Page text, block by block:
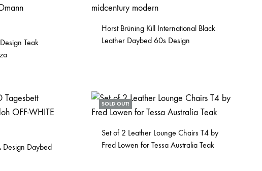
Teak
Horst Brüning Kill International Black
Leather Daybed 60s Design
Design Daybed
SOLD OUT!
Set of 2 Leather Lounge Chairs T4 by
Fred Lowen for Tessa Australia Teak